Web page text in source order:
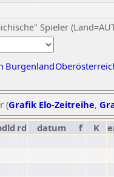
Spieler
Burgenland
(Grafik Elo-Zeitreihe,
rd datum f K